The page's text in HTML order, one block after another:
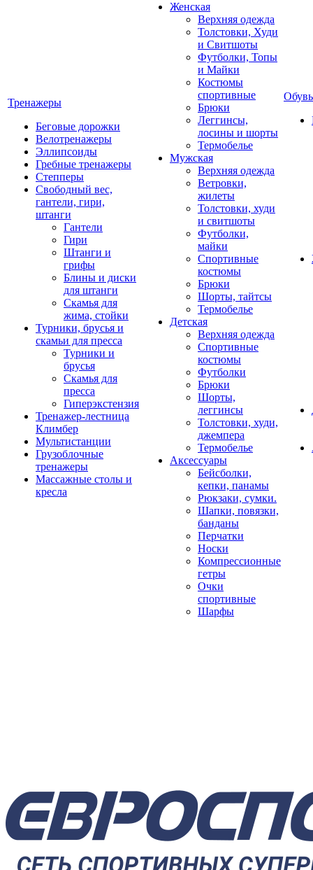
Тренажеры
Беговые дорожки
Велотренажеры
Эллипсоиды
Гребные тренажеры
Степперы
Свободный вес,
гантели, гири,
штанги
Гантели
Гири
Штанги и
грифы
Блины и диски
для штанги
Скамья для
жима, стойки
Турники, брусья и
скамьи для пресса
Турники и
брусья
Скамья для
пресса
Гиперэкстензия
Тренажер-лестница
Климбер
Мультистанции
Грузоблочные
тренажеры
Массажные столы и
кресла
Женская
Верхняя одежда
Толстовки, Худи
и Свитшоты
Футболки, Топы
и Майки
Костюмы
спортивные
Брюки
Леггинсы,
лосины и шорты
Термобелье
Мужская
Верхняя одежда
Ветровки,
жилеты
Толстовки, худи
и свитшоты
Футболки,
майки
Спортивные
костюмы
Брюки
Шорты, тайтсы
Термобелье
Детская
Верхняя одежда
Спортивные
костюмы
Футболки
Брюки
Шорты,
леггинсы
Толстовки, худи,
джемпера
Термобелье
Аксессуары
Бейсболки,
кепки, панамы
Рюкзаки, сумки.
Шапки, повязки,
банданы
Перчатки
Носки
Компрессионные
гетры
Очки
спортивные
Шарфы
Обувь